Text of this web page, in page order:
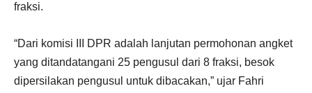
fraksi.
“Dari komisi III DPR adalah lanjutan permohonan angket
yang ditandatangani 25 pengusul dari 8 fraksi, besok
dipersilakan pengusul untuk dibacakan,” ujar Fahri